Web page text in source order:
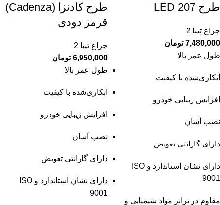
طرح 207 LED
چراغ تیبا 2
7,480,000 تومان
طول عمر بالا
آبکاری‌شده با کیفیت
افزایش زیبایی خودرو
نصب آسان
دارای گارانتی تعویض
دارای نشان استاندارد و ISO
9001
مقاوم در برابر مواد شیمیایی و
طرح کادنزا (Cadenza)
قرمز دودی
چراغ تیبا 2
6,950,000 تومان
طول عمر بالا
آبکاری‌شده با کیفیت
افزایش زیبایی خودرو
نصب آسان
دارای گارانتی تعویض
دارای نشان استاندارد و ISO
9001